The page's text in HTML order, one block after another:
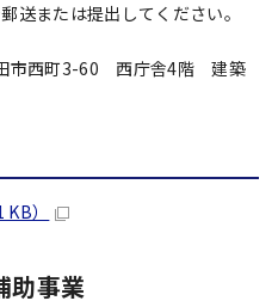
送または提出してください。
市西町3-60 西庁舎4階 建築
）
助事業